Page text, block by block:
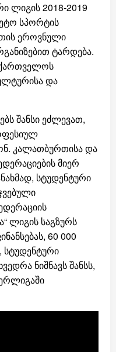
ლიგის 2018-2019
სპორტის
ეროვნული
ტარდება.
და
შანსი ეძლევათ,
კალათბურთისა და
მიერ
სტუდენტური
ლიგის საგზურს
60 000
სტუდენტური
ნიშნავს შანსს,